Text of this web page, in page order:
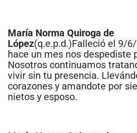
María Norma Quiroga de
López(q.e.p.d.)Falleció el 9/
hace un mes nos despediste
Nosotros continuamos
vivir sin tu presencia.
corazones y amandote por
nietos y esposo.